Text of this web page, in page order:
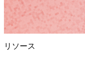
リソース